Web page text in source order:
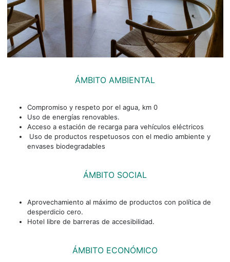
ÁMBITO AMBIENTAL
Compromiso y respeto por el agua, km 0
Uso de energías renovables.
Acceso a estación de recarga para vehículos eléctricos
Uso de productos respetuosos con el medio ambiente y
envases biodegradables
ÁMBITO SOCIAL
Aprovechamiento al máximo de productos con política de
desperdicio cero.
Hotel libre de barreras de accesibilidad.
ÁMBITO ECONÓMICO